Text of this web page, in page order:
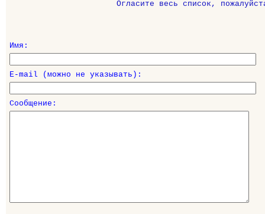
Огласите весь список,
Имя:
E-mail (можно не указывать):
Сообщение: